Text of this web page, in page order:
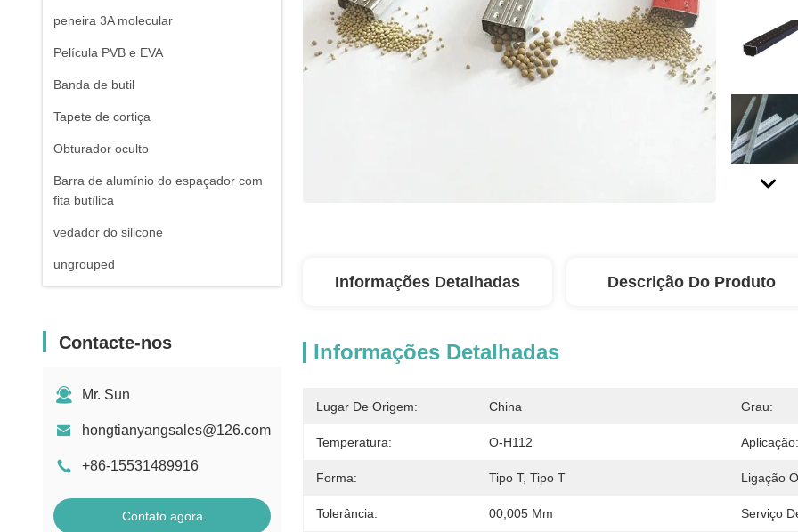
peneira 3A molecular
Película PVB e EVA
Banda de butil
Tapete de cortiça
Obturador oculto
Barra de alumínio do espaçador com
fita butílica
vedador do silicone
ungrouped
Contacte-nos
Mr. Sun
hongtianyangsales@126.com
+86-15531489916
Contato agora
Informações Detalhadas Descrição Do Produto
Informações Detalhadas
Lugar De Origem: China Grau:
Temperatura: O-H112 Aplicação:
Forma: Tipo T, Tipo T Ligação
Tolerância: 00,005 Mm Serviço